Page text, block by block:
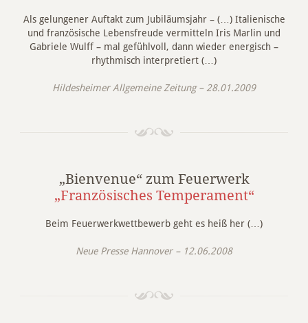
Als gelungener Auftakt zum Jubiläumsjahr – (…) Italienische
und französische Lebensfreude vermitteln Iris Marlin und
Gabriele Wulff – mal gefühlvoll, dann wieder energisch –
rhythmisch interpretiert (…)
Hildesheimer Allgemeine Zeitung – 28.01.2009
„Bienvenue“ zum Feuerwerk
„Französisches Temperament“
Beim Feuerwerkwettbewerb geht es heiß her (…)
Neue Presse Hannover – 12.06.2008